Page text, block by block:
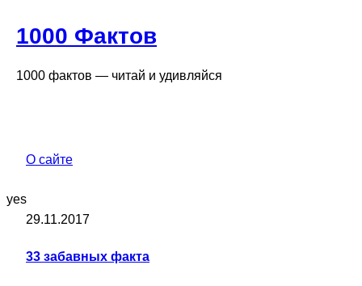
1000 Фактов
1000 фактов — читай и удивляйся
О сайте
yes
29.11.2017
33 забавных факта